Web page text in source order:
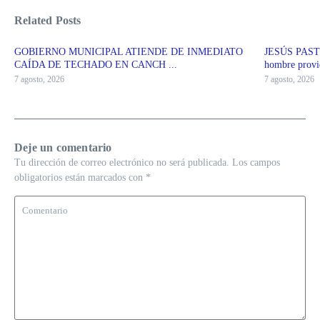
Related Posts
GOBIERNO MUNICIPAL ATIENDE DE INMEDIATO
CAÍDA DE TECHADO EN CANCH ...
7 agosto, 2026
JESÚS
hombre
7 agosto, 2026
Deje un comentario
Tu dirección de correo electrónico no será publicada. Los campos
obligatorios están marcados con *